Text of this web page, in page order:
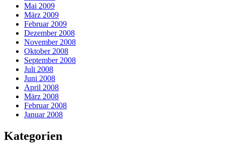
Mai 2009
März 2009
Februar 2009
Dezember 2008
November 2008
Oktober 2008
September 2008
Juli 2008
Juni 2008
April 2008
März 2008
Februar 2008
Januar 2008
Kategorien